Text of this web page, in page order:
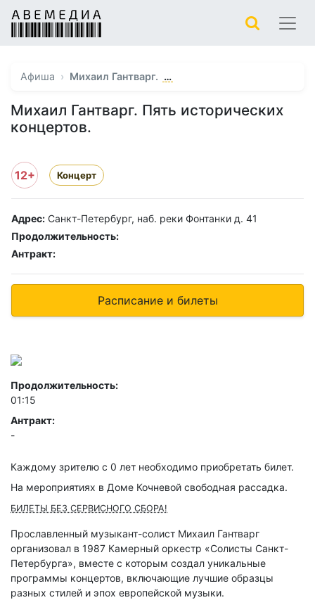
Афиша Михаил Гантварг. …
Михаил Гантварг. Пять исторических
концертов.
12+ Концерт
Адрес: Санкт-Петербург, наб. реки Фонтанки д. 41
Продолжительность:
Антракт:
Расписание и билеты
Продолжительность:
01:15
Антракт:
-
Каждому зрителю c 0 лет необходимо приобретать билет.
На мероприятиях в Доме Кочневой свободная рассадка.
БИЛЕТЫ БЕЗ СЕРВИСНОГО СБОРА!
Прославленный музыкант-солист Михаил Гантварг
организовал в 1987 Камерный оркестр «Солисты Санкт-
Петербурга», вместе с которым создал уникальные
программы концертов, включающие лучшие образцы
разных стилей и эпох европейской музыки.